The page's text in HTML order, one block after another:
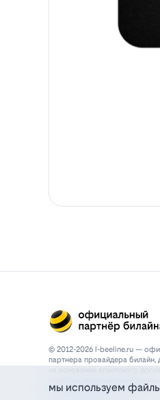
© 2012-2026 l-beeline.ru —
партнера провайдера билайн,
политика конфиденциальности
мы используем